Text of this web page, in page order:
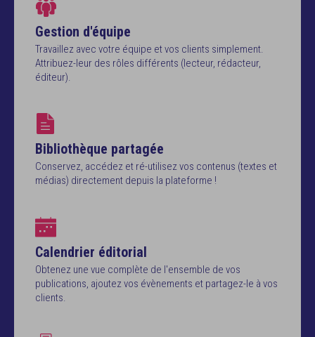
Gestion d'équipe
Travaillez avec votre équipe et vos clients simplement.
Attribuez-leur des rôles différents (lecteur, rédacteur,
éditeur).
Bibliothèque partagée
Conservez, accédez et ré-utilisez vos contenus (textes et
médias) directement depuis la plateforme !
Calendrier éditorial
Obtenez une vue complète de l'ensemble de vos
publications, ajoutez vos évènements et partagez-le à vos
clients.